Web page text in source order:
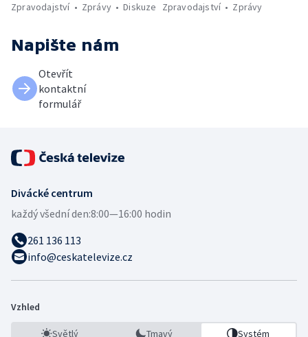
Zpravodajství
Zprávy Diskuze
Zpravodajství
Zprávy
Napište nám
Otevřít
kontaktní
formulář
Divácké centrum
každý všední den:8:00—16:00 hodin
261 136 113
info@ceskatelevize.cz
Vzhled
Světlý Tmavý Systém